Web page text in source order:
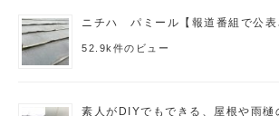
ニチハ パミール【報道番組で公表
52.9k件のビュー
素人がDIYでもできる、屋根や雨樋